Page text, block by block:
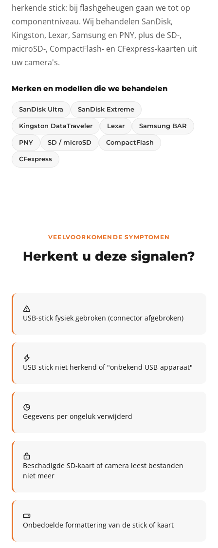
herkende stick: bij flashgeheugen gaan we tot op
componentniveau. Wij behandelen SanDisk,
Kingston, Lexar, Samsung en PNY, plus de SD-,
microSD-, CompactFlash- en CFexpress-kaarten uit
uw camera's.
Merken en modellen die we behandelen
SanDisk Ultra SanDisk Extreme
Kingston DataTraveler Lexar Samsung BAR
PNY SD / microSD CompactFlash
CFexpress
VEELVOORKOMENDE SYMPTOMEN
Herkent u deze signalen?
USB-stick fysiek gebroken (connector afgebroken)
USB-stick niet herkend of "onbekend USB-apparaat"
Gegevens per ongeluk verwijderd
Beschadigde SD-kaart of camera leest bestanden
niet meer
Onbedoelde formattering van de stick of kaart